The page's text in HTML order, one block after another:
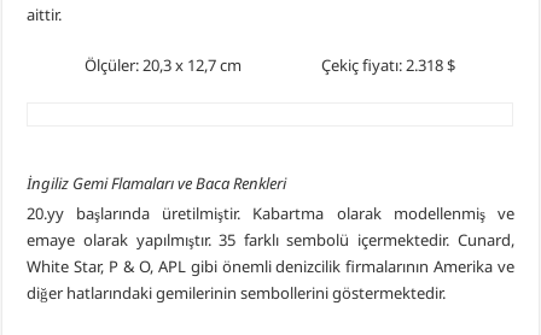
aittir.
Ölçüler: 20,3 x 12,7 cm Çekiç fiyatı: 2.318 $
İngiliz Gemi Flamaları ve Baca Renkleri
20.yy başlarında üretilmiştir. Kabartma olarak modellenmiş ve
emaye olarak yapılmıştır. 35 farklı sembolü içermektedir. Cunard,
White Star, P & O, APL gibi önemli denizcilik firmalarının Amerika ve
diğer hatlarındaki gemilerinin sembollerini göstermektedir.